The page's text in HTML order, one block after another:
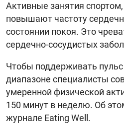
Активные занятия спортом,
повышают частоту
состоянии покоя. Это
сердечно-сосудистых
Чтобы поддерживать
диапазоне специалисты
умеренной физической
150 минут в неделю. Об
журнале Eating Well.